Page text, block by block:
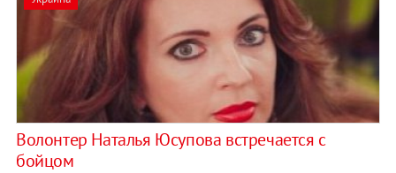
Волонтер Наталья Юсупова встречается с
бойцом